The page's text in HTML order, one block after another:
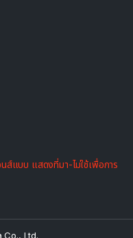
แบบ แสดงที่มา-ไม่ใช้เพื่อการ
Ltd.